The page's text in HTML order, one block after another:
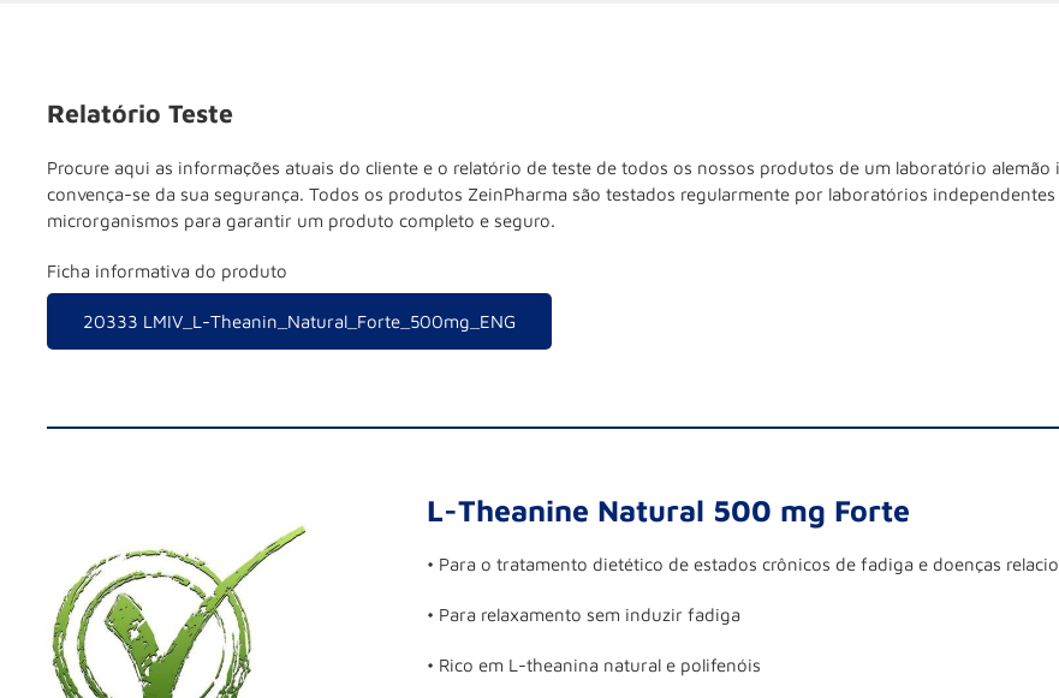
Relatório Teste
Procure aqui as informações atuais do cliente e o relatório de teste de todos os nossos produtos de um laboratório alemão
convença-se da sua segurança. Todos os produtos ZeinPharma são testados regularmente por laboratórios
microrganismos para garantir um produto completo e seguro.
Ficha informativa do produto
20333 LMIV_L-Theanin_Natural_Forte_500mg_ENG
L-Theanine Natural 500 mg Forte
• Para o tratamento dietético de estados crônicos de fadiga e doenças
• Para relaxamento sem induzir fadiga
• Rico em L-theanina natural e polifenóis